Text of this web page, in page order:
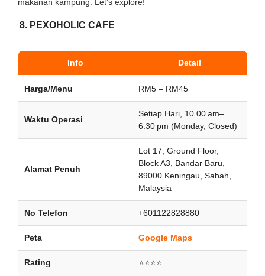
8. PEXOHOLIC CAFE
Info Detail
Harga/Menu RM5 – RM45
Waktu Operasi
Setiap Hari, 10.00 am–
6.30 pm (Monday, Closed)
Alamat Penuh
Lot 17, Ground Floor,
Block A3, Bandar Baru,
89000 Keningau, Sabah,
Malaysia
No Telefon +601122828880
Peta Google Maps
Rating ⭐⭐⭐⭐